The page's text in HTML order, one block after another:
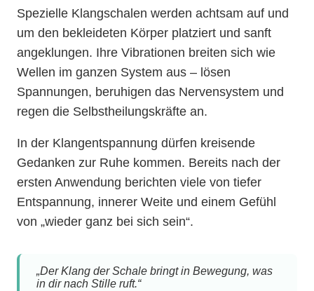
Spezielle Klangschalen werden achtsam auf und
um den bekleideten Körper platziert und sanft
angeklungen. Ihre Vibrationen breiten sich wie
Wellen im ganzen System aus – lösen
Spannungen, beruhigen das Nervensystem und
regen die Selbstheilungskräfte an.
In der Klangentspannung dürfen kreisende
Gedanken zur Ruhe kommen. Bereits nach der
ersten Anwendung berichten viele von tiefer
Entspannung, innerer Weite und einem Gefühl
von „wieder ganz bei sich sein“.
„Der Klang der Schale bringt in Bewegung, was
in dir nach Stille ruft.“